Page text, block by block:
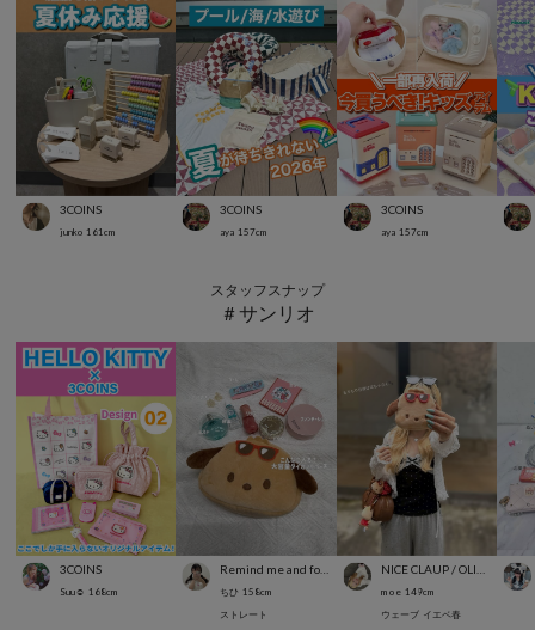
3COINS
junko 161 cm
3COINS
aya 157cm
3COINS
aya 157cm
スタッフスナップ
＃サンリオ
3COINS
Suu☺︎ 168cm ちひ 158cm
ストレート
m o e 149cm
ウェーブ イエベ春